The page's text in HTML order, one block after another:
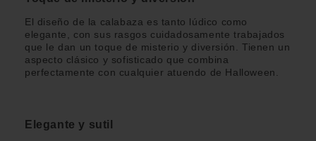
El diseño de la calabaza es tanto lúdico como
elegante, con sus rasgos cuidadosamente trabajados
que le dan un toque de misterio y diversión. Tienen un
aspecto clásico y sofisticado que combina
perfectamente con cualquier atuendo de Halloween.
Elegante y sutil